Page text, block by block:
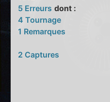
5 Erreurs dont :
4 Tournage
1 Remarques
2 Captures